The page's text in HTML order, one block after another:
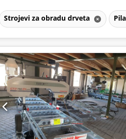
Strojevi za obradu drveta